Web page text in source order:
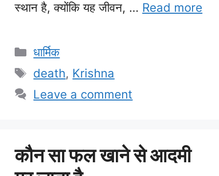
स्थान है, क्योंकि यह जीवन, … Read more
Categories
धार्मिक
Tags
death, Krishna
Leave a comment
कौन सा फल खाने से आदमी